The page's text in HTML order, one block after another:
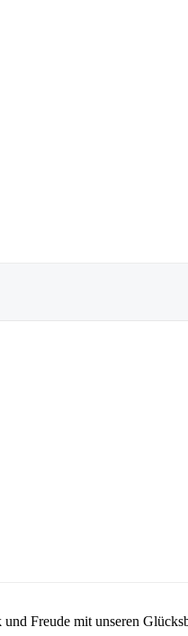
Freude mit unseren